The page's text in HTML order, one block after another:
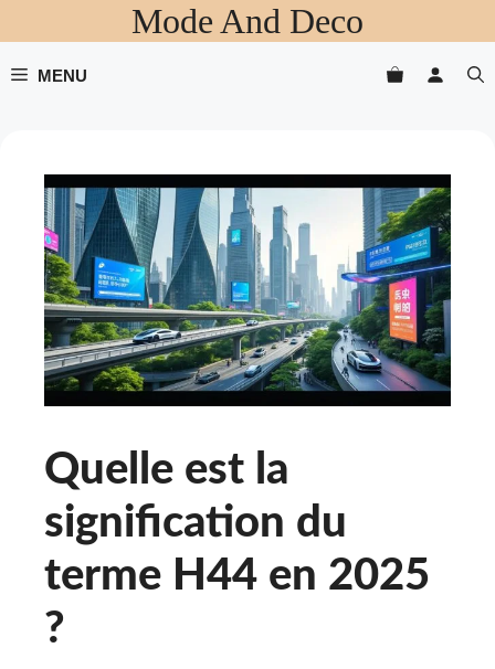
au
contenu
Mode And Deco
MENU
Quelle est la
signification du
terme H44 en 2025
?